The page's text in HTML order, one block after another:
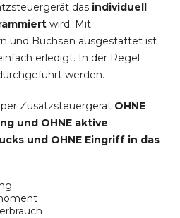
das individuell
wird. Mit
und Buchsen ausgestattet ist
erledigt. In der Regel
werden.
Zusatzsteuergerät OHNE
und OHNE aktive
und OHNE Eingriff in das